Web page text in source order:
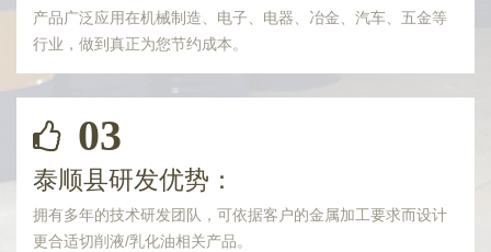
产品广泛应用在机械制造、电子、电器、冶金、汽车、五金等
行业，做到真正为您节约成本。
03
泰顺县研发优势：
拥有多年的技术研发团队，可依据客户的金属加工要求而设计
更合适切削液/乳化油相关产品。